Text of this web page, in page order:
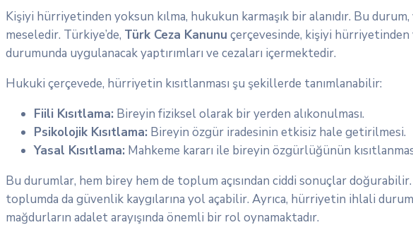
Kişiyi hürriyetinden yoksun kılma, hukukun karmaşık bir alanıdır. Bu
meseledir. Türkiye’de, Türk Ceza Kanunu çerçevesinde, kişiyi
durumunda uygulanacak yaptırımları ve cezaları içermektedir.
Hukuki çerçevede, hürriyetin kısıtlanması şu şekillerde tanımlanabilir:
Fiili Kısıtlama: Bireyin fiziksel olarak bir yerden alıkonulması.
Psikolojik Kısıtlama: Bireyin özgür iradesinin etkisiz hale getirilmesi.
Yasal Kısıtlama: Mahkeme kararı ile bireyin özgürlüğünün
Bu durumlar, hem birey hem de toplum açısından ciddi sonuçlar
toplumda da güvenlik kaygılarına yol açabilir. Ayrıca, hürriyetin ihlali
mağdurların adalet arayışında önemli bir rol oynamaktadır.